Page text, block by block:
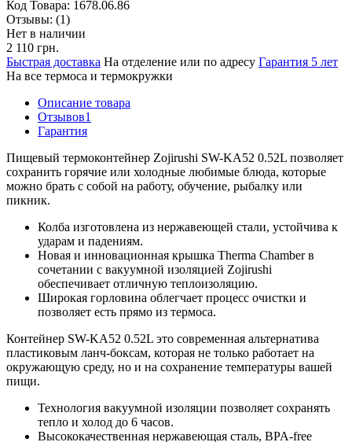
Код Товара: 1678.06.86
Отзывы: (1)
Нет в наличии
2 110 грн.
Быстрая доставка На отделение или по адресу Гарантия 5 лет
На все термоса и термокружки
Описание товара
Отзывов1
Гарантия
Пищевый термоконтейнер Zojirushi SW-KA52 0.52L позволяет
сохранить горячие или холодные любимые блюда, которые
можно брать с собой на работу, обучение, рыбалку или
пикник.
Колба изготовлена из нержавеющей стали, устойчива к
ударам и падениям.
Новая и инновационная крышка Therma Chamber в
сочетании с вакуумной изоляцией Zojirushi
обеспечивает отличную теплоизоляцию.
Широкая горловина облегчает процесс очистки и
позволяет есть прямо из термоса.
Контейнер SW-KA52 0.52L это современная альтернатива
пластиковым ланч-боксам, которая не только работает на
окружающую среду, но и на сохранение температуры вашей
пищи.
Технология вакуумной изоляции позволяет сохранять
тепло и холод до 6 часов.
Высококачественная нержавеющая сталь, BPA-free